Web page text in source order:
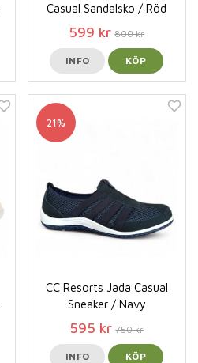
Casual Sandalsko / Röd
599 kr 800 kr
INFO KÖP
21%
CC Resorts Jada Casual
Sneaker / Navy
595 kr 750 kr
INFO KÖP